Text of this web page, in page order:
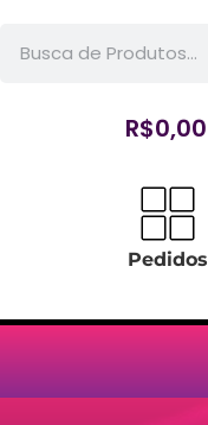
R$0,00
Pedidos